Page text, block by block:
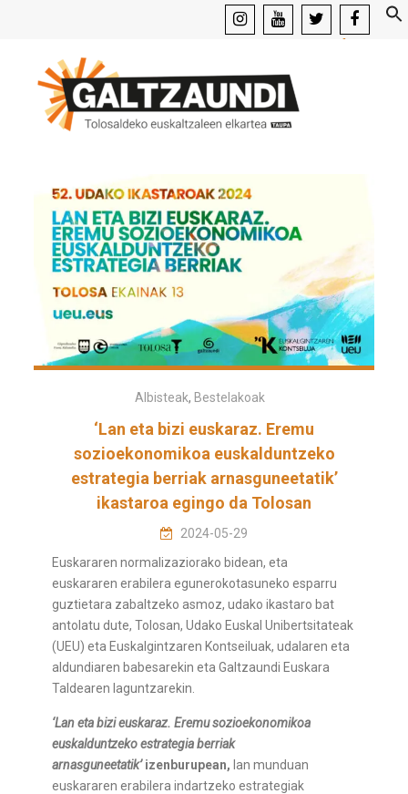
facebook
Albisteak, Bestelakoak
‘Lan eta bizi euskaraz. Eremu
sozioekonomikoa euskalduntzeko
estrategia berriak arnasguneetatik’
ikastaroa egingo da Tolosan
2024-05-29
Euskararen normalizaziorako bidean, eta
euskararen erabilera egunerokotasuneko esparru
guztietara zabaltzeko asmoz, udako ikastaro bat
antolatu dute, Tolosan, Udako Euskal Unibertsitateak
(UEU) eta Euskalgintzaren Kontseiluak, udalaren eta
aldundiaren babesarekin eta Galtzaundi Euskara
Taldearen laguntzarekin.
‘Lan eta bizi euskaraz. Eremu sozioekonomikoa
euskalduntzeko estrategia berriak
arnasguneetatik’izenburupean, lan munduan
euskararen erabilera indartzeko estrategiak